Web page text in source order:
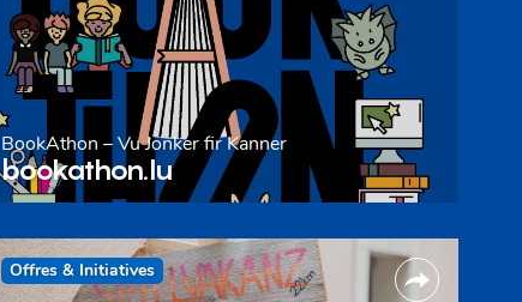
BookAthon – Vu Jonker fir Kanner
bookathon.lu
Offres & Initiatives